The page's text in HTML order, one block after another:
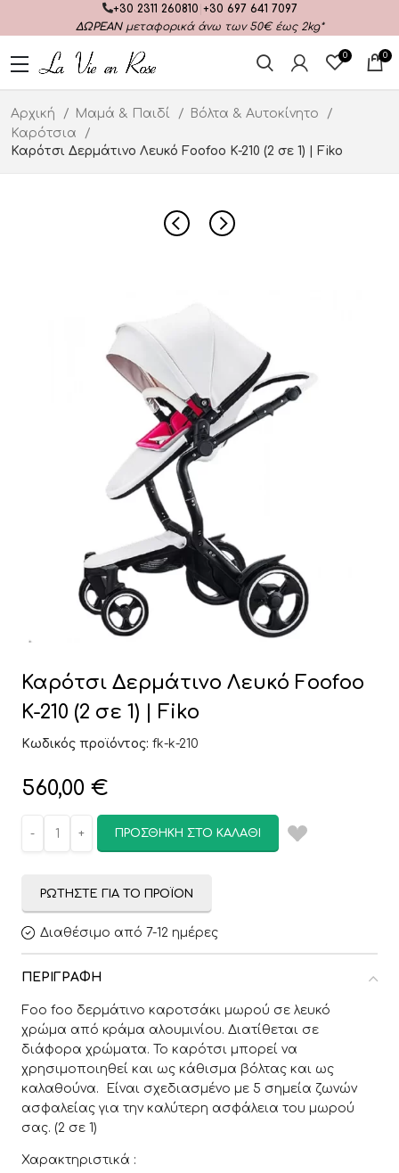
+30 2311 260810 +30 697 641 7097
ΔΩΡΕΑΝμεταφορικά άνω των 50€ έως 2kg*
0 0
Αρχική Μαμά & Παιδί
Βόλτα & Αυτοκίνητο
Καρότσια
Καρότσι Δερμάτινο Λευκό Foofoo K-210 (2 σε 1) | Fiko
Καρότσι Δερμάτινο Λευκό Foofoo
K-210 (2 σε 1) | Fiko
Κωδικός προϊόντος: fk-k-210
560,00 €
ΠΡΟΣΘΉΚΗ ΣΤΟ ΚΑΛΆΘΙ
ΡΩΤΉΣΤΕ ΓΙΑ ΤΟ ΠΡΟΪΌΝ
Διαθέσιμο από 7-12 ημέρες
ΠΕΡΙΓΡΑΦΉ
Foo foo δερμάτινο καροτσάκι μωρού σε λευκό
χρώμα από κράμα αλουμινίου. Διατίθεται σε
διάφορα χρώματα. Το καρότσι μπορεί να
χρησιμοποιηθεί και ως κάθισμα βόλτας και ως
καλαθούνα. Είναι σχεδιασμένο με 5 σημεία ζωνών
ασφαλείας για την καλύτερη ασφάλεια του μωρού
σας. (2 σε 1)
Χαρακτηριστικά :